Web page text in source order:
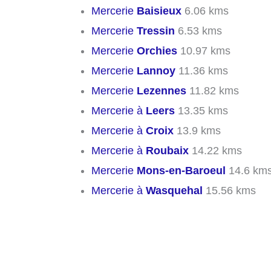
Mercerie Baisieux 6.06 kms
Mercerie Tressin 6.53 kms
Mercerie Orchies 10.97 kms
Mercerie Lannoy 11.36 kms
Mercerie Lezennes 11.82 kms
Mercerie à Leers 13.35 kms
Mercerie à Croix 13.9 kms
Mercerie à Roubaix 14.22 kms
Mercerie Mons-en-Baroeul 14.6
Mercerie à Wasquehal 15.56 kms